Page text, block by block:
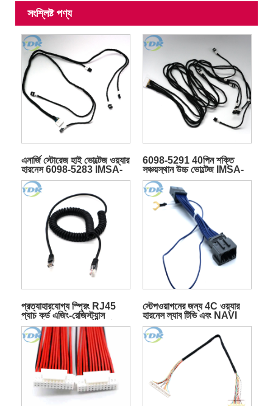
সংশ্লিষ্ট পণ্য
এনার্জি স্টোরেজ হাই ভোল্টেজ ওয়্যার
হারনেস 6098-5283 IMSA-
13065S-2-12A প্লাগ ক্যাবল
অ্যাসেম্বলিতে সংযোগকারী
6098-5291 40পিন শক্তি
সঞ্চয়স্থান উচ্চ ভোল্টেজ IMSA-
13065S-2-12A ওয়্যার
হারনেস কেবল
প্রত্যাহারযোগ্য স্প্রিং RJ45
প্যাচ কর্ড এজিং-রেজিস্ট্যান্স
ইথারনেট CAT6 UTP স্পাইরাল
কয়েলড ওয়্যার কমিউনিকেশন কেবল
স্টেপওয়াগনের জন্য 4C ওয়্যার
হারনেস ল্যাব টিভি এবং NAVI
ক্যানসেলার কিট BH-H235
কেবল সেট